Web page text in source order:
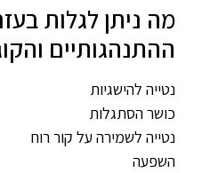
מה ניתן לגלות
ההתנהגותיים
נטייה להישגיות
כושר הסתגלות
נטייה לשמירה על קור רוח
השפעה